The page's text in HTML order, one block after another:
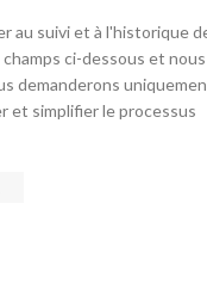
au suivi et à l'historique
ci-dessous et nous
demanderons
et simplifier le processus